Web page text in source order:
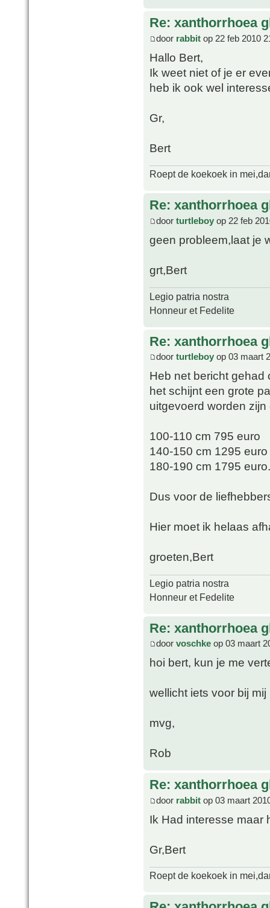
Re: xanthorrhoea
door rabbit op 22 feb 2010
Hallo Bert,
Ik weet niet of je er
heb ik ook wel
Gr,
Bert
Roept de koekoek in
Re: xanthorrhoea
door turtleboy op 22 feb
geen probleem,laat je
grt,Bert
Legio patria nostra
Honneur et Fedelite
Re: xanthorrhoea
door turtleboy op 03 maart
Heb net bericht gehad
het schijnt een grote
uitgevoerd worden
100-110 cm 795 euro
140-150 cm 1295 euro
180-190 cm 1795 euro.
Dus voor de
Hier moet ik helaas
groeten,Bert
Legio patria nostra
Honneur et Fedelite
Re: xanthorrhoea
door voschke op 03 maart
hoi bert, kun je me
wellicht iets voor bij mij
mvg,
Rob
Re: xanthorrhoea
door rabbit op 03 maart
Ik Had interesse maar
Gr,Bert
Roept de koekoek in